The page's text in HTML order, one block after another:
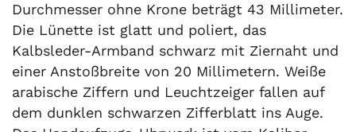
Durchmesser ohne Krone beträgt 43 Millimeter.
Die Lünette ist glatt und poliert, das
Kalbsleder-Armband schwarz mit Ziernaht und
einer Anstoßbreite von 20 Millimetern. Weiße
arabische Ziffern und Leuchtzeiger fallen auf
dem dunklen schwarzen Zifferblatt ins Auge.